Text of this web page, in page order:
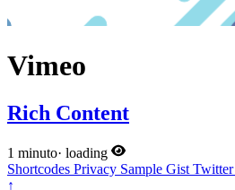
Vimeo
Rich Content
1 minuto· loading
Shortcodes Privacy Sample Gist Twitter
↑